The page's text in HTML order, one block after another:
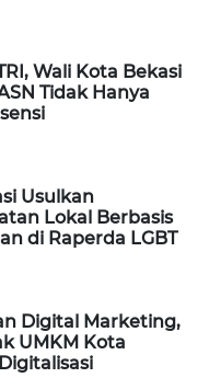
Wali Kota Bekasi
Tidak Hanya
Usulkan
Lokal Berbasis
di Raperda LGBT
Digital Marketing,
UMKM Kota